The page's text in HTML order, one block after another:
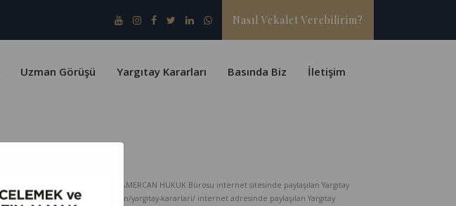
Nasıl Vekalet Verebilirim?
Uzman Görüşü Yargıtay Kararları Basında Biz İletişim
koruma altındadır. KARAMERCAN HUKUK Bürosu internet sitesinde paylaşılan Yargıtay
www.karamercanhukuk.com/yargitay-kararlari/ internet adresinde paylaşılan Yargıtay